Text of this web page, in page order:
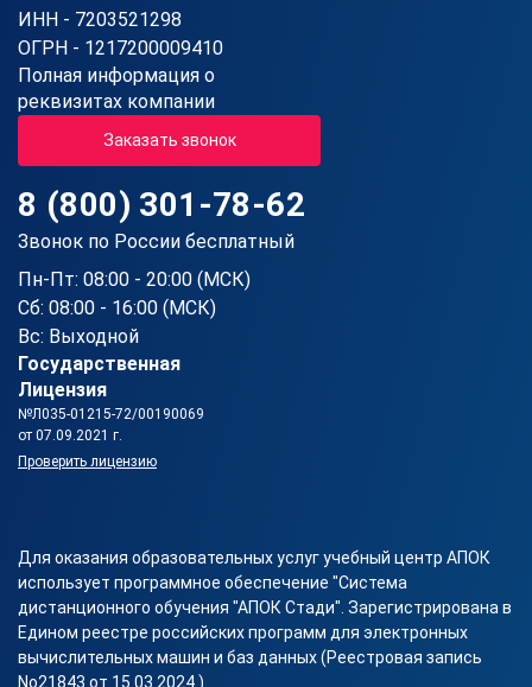
ИНН - 7203521298
ОГРН - 1217200009410
Полная информация о
реквизитах компании
Заказать звонок
8 (800) 301-78-62
Звонок по России бесплатный
Пн-Пт: 08:00 - 20:00 (МСК)
Сб: 08:00 - 16:00 (МСК)
Вс: Выходной
Государственная
Лицензия
№Л035-01215-72/00190069
от 07.09.2021 г.
Проверить лицензию
Для оказания образовательных услуг учебный центр АПОК
использует программное обеспечение "Система
дистанционного обучения "АПОК Стади". Зарегистрирована в
Едином реестре российских программ для электронных
вычислительных машин и баз данных (Реестровая запись
No21843 от 15.03.2024 ).